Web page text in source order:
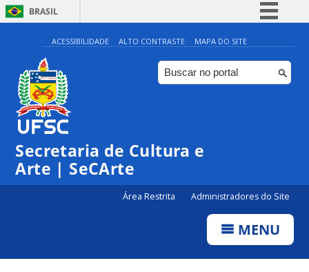
BRASIL
Simplifique!
Comunica BR
Participe
ACESSIBILIDADE ALTO CONTRASTE MAPA DO SITE
Secretaria de Cultura e
Arte | SeCArte
Área Restrita Administradores do Site
MENU
0:00
1:00